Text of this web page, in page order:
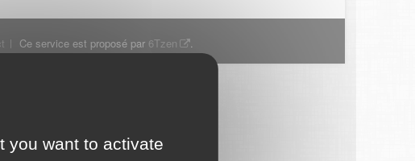
Ce service est proposé par 6Tzen .
you want to activate